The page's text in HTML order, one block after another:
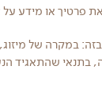
פרטיך או מידע על
בזה: במקרה של
שהתאגיד